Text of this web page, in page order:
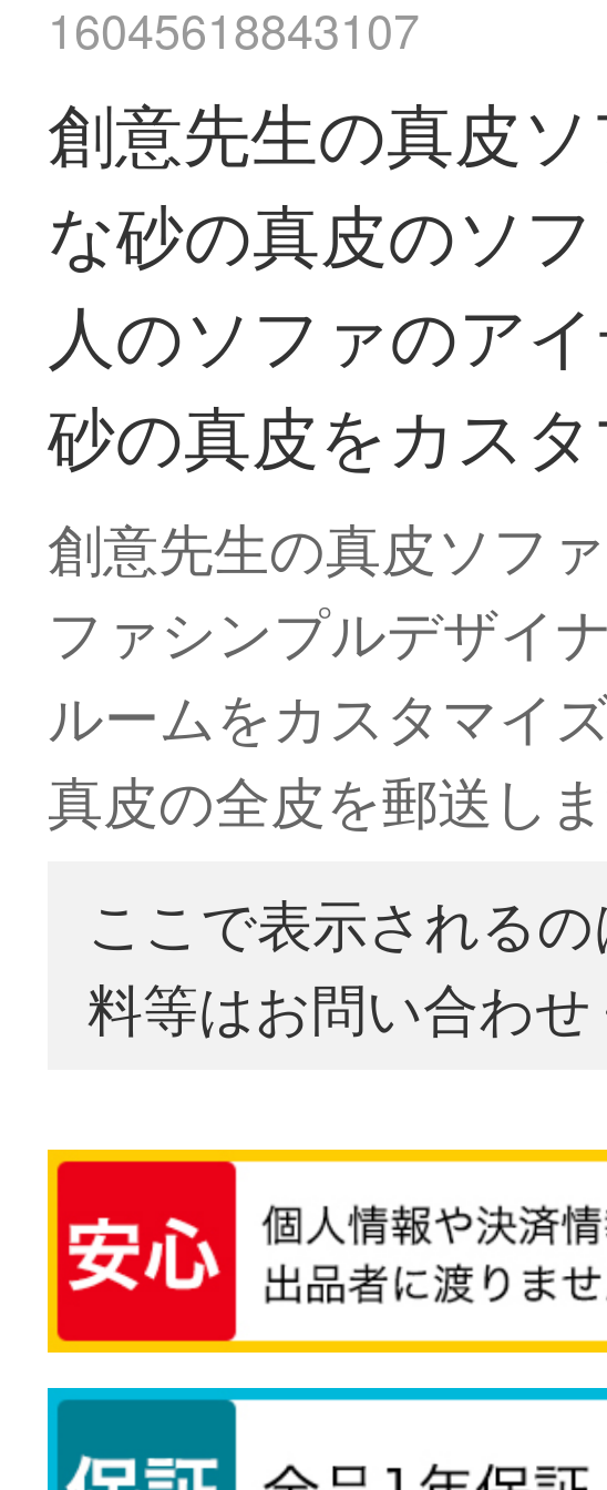
16045618843107
創意先生の真皮
な砂の真皮のソ
人のソファのア
砂の真皮をカスタ
創意先生の真皮ソフ
ファシンプルデザイ
ルームをカスタマイ
真皮の全皮を郵送しま
ここで表示される
料等はお問い合わ